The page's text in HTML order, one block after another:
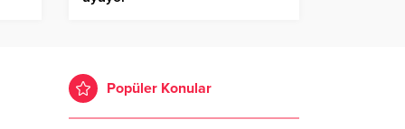
Popüler Konular